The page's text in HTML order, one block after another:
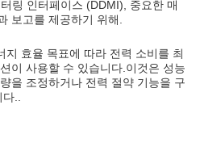
링 인터페이스 (DDMI), 중요한 매
보고를 제공하기 위해.
지 효율 목표에 따라 전력 소비를 최
이 사용할 수 있습니다.이것은 성능
을 조정하거나 전력 절약 기능을 구
..